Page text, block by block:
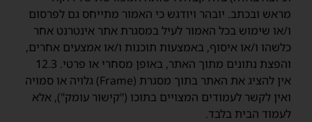
מראש ובכתב. יובהר ויודגש כי האמור מתייחס גם לפרסום
ו/או שימוש בכל האמור לעיל במסגרת אתר אינטרנט אחר
כלשהו ו/או איסוף, באמצעות תוכנות ו/או אמצעים אחרים,
והפצת נתונים מתוך האתר, באופן מסחרי או פרטי. 12.3
אין להציג את האתר בתוך מסגרת (Frame) גלויה או סמויה
ואין לקשר לעמודים המצויים בתוכו ("קישור עומק"), אלא
לעמוד הבית בלבד.